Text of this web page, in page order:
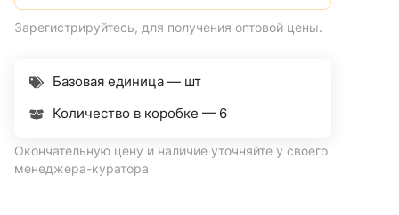
Зарегистрируйтесь, для получения оптовой цены.
Базовая единица — шт
Количество в коробке — 6
Окончательную цену и наличие уточняйте у своего
менеджера-куратора